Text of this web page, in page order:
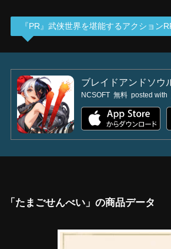
『PR』武侠世界を堪能するアクション
ブレイドアンドソウ
NCSOFT 無料 posted with
「たまごせんべい」の商品データ